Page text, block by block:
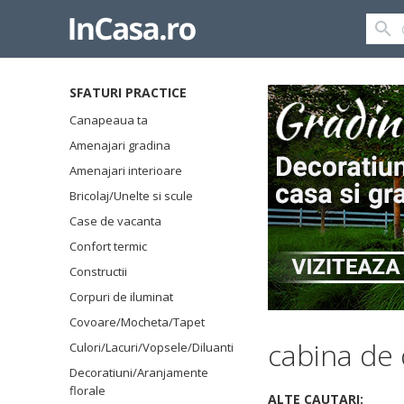
SFATURI PRACTICE
Canapeaua ta
Amenajari gradina
Amenajari interioare
Bricolaj/Unelte si scule
Case de vacanta
Confort termic
Constructii
Corpuri de iluminat
Covoare/Mocheta/Tapet
Culori/Lacuri/Vopsele/Diluanti
Decoratiuni/Aranjamente
florale
cabina de
ALTE CAUTARI: